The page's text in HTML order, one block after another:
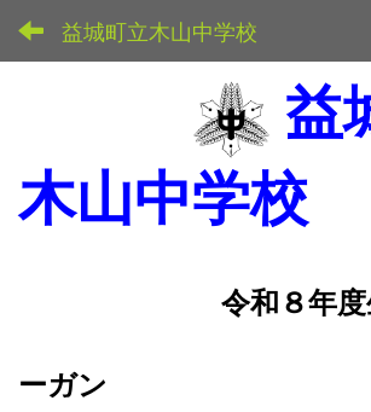
益城町立木山中学校
益
木山中学校
令和８年
ーガン